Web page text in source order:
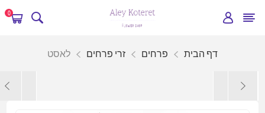
0
דף הבית פרחים זרי פרחים לאסט